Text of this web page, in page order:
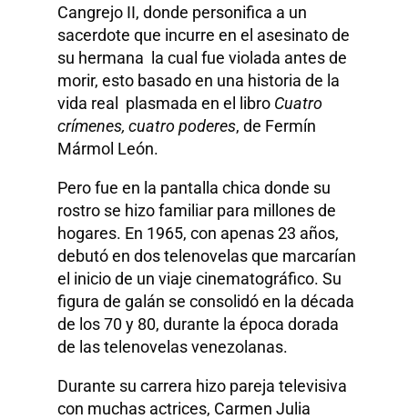
Cangrejo II, donde personifica a un
sacerdote que incurre en el asesinato de
su hermana la cual fue violada antes de
morir, esto basado en una historia de la
vida real plasmada en el libro Cuatro
crímenes, cuatro poderes, de Fermín
Mármol León.
Pero fue en la pantalla chica donde su
rostro se hizo familiar para millones de
hogares. En 1965, con apenas 23 años,
debutó en dos telenovelas que marcarían
el inicio de un viaje cinematográfico. Su
figura de galán se consolidó en la década
de los 70 y 80, durante la época dorada
de las telenovelas venezolanas.
Durante su carrera hizo pareja televisiva
con muchas actrices, Carmen Julia